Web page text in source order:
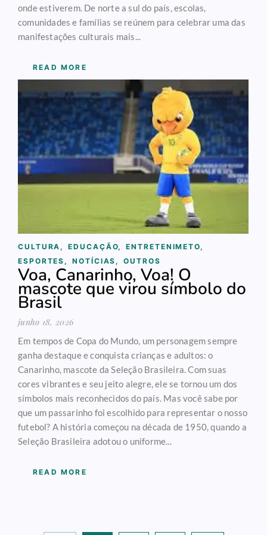
onde estiverem. De norte a sul do país, escolas,
comunidades e famílias se reúnem para celebrar uma das
manifestações culturais mais...
READ MORE
CULTURA , EDUCAÇÃO, ENTRETENIMETO,
ESPORTES , NOTÍCIAS , OUTROS
Voa, Canarinho, Voa! O
mascote que virou símbolo do
Brasil
junho 18, 2026
Em tempos de Copa do Mundo, um personagem sempre
ganha destaque e conquista crianças e adultos: o
Canarinho, mascote da Seleção Brasileira. Com suas
cores vibrantes e seu jeito alegre, ele se tornou um dos
símbolos mais reconhecidos do país. Mas você sabe por
que um passarinho foi escolhido para representar o nosso
futebol? A história começou na década de 1950, quando a
Seleção Brasileira adotou o uniforme...
READ MORE